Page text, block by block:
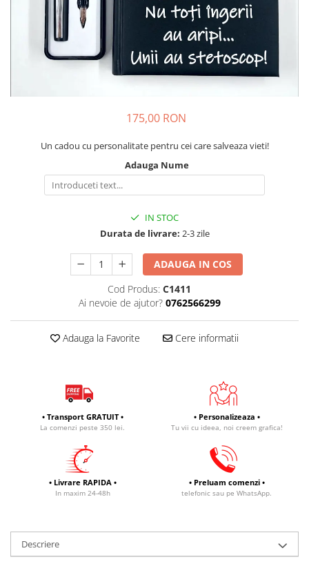
Body bebelusi personalizate
Perne personalizate
Plusuri personalizate
Agende personalizate
Cadouri Personalizate Unice
Cadouri pentru Doctori
Cadouri Pensionare
Cadouri Profesori
175,00 RON
Un cadou cu personalitate pentru cei care salveaza vieti!
Adauga Nume
IN STOC
Durata de livrare: 2-3 zile
ADAUGA IN COS
Cod Produs: C1411
Ai nevoie de ajutor? 0762566299
Adauga la Favorite Cere informatii
• Transport GRATUIT •
La comenzi peste 350 lei.
• Personalizeaza •
Tu vii cu ideea, noi creem grafica!
• Livrare RAPIDA •
In maxim 24-48h
• Preluam comenzi •
telefonic sau pe WhatsApp.
Descriere